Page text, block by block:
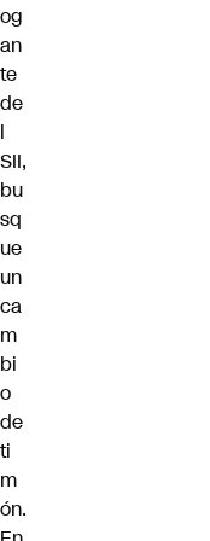
og
an
te
de
l
SII,
bu
sq
ue
un
ca
m
bi
o
de
ti
m
ón.